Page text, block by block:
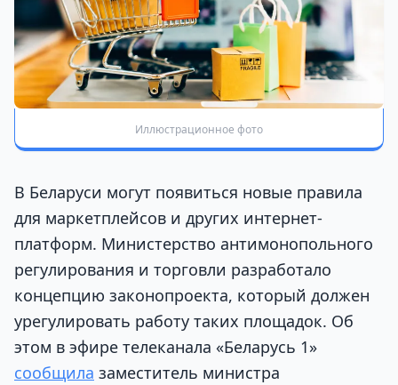
Иллюстрационное фото
В Беларуси могут появиться новые правила
для маркетплейсов и других интернет-
платформ. Министерство антимонопольного
регулирования и торговли разработало
концепцию законопроекта, который должен
урегулировать работу таких площадок. Об
этом в эфире телеканала «Беларусь 1»
сообщила заместитель министра